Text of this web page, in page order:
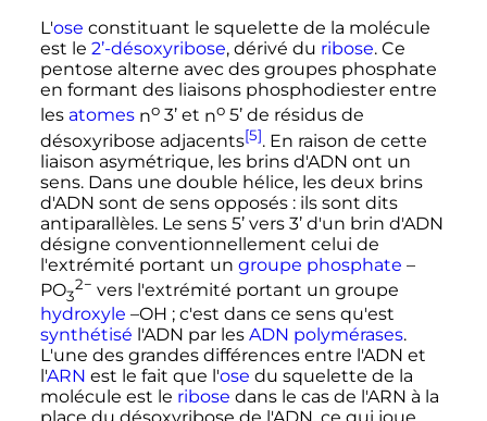
L'ose constituant le squelette de la molécule
est le 2’-désoxyribose, dérivé du ribose. Ce
pentose alterne avec des groupes phosphate
en formant des liaisons phosphodiester entre
les atomes no3’ et no5’ de résidus de
désoxyribose adjacents[5]. En raison de cette
liaison asymétrique, les brins d'ADN ont un
sens. Dans une double hélice, les deux brins
d'ADN sont de sens opposés : ils sont dits
antiparallèles. Le sens 5’ vers 3’ d'un brin d'ADN
désigne conventionnellement celui de
l'extrémité portant un groupe phosphate –
PO3
2− vers l'extrémité portant un groupe
hydroxyle –OH ; c'est dans ce sens qu'est
synthétisé l'ADN par les ADN polymérases.
L'une des grandes différences entre l'ADN et
l'ARN est le fait que l'ose du squelette de la
molécule est le ribose dans le cas de l'ARN à la